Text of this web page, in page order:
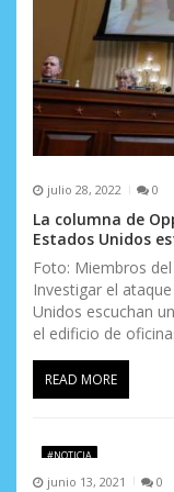
julio 28, 2022 0
La columna de
Estados Unidos
Foto: Miembros
Investigar el
Unidos escuchan
el edificio de
READ MORE
#NOTICIA
junio 13, 2021 0